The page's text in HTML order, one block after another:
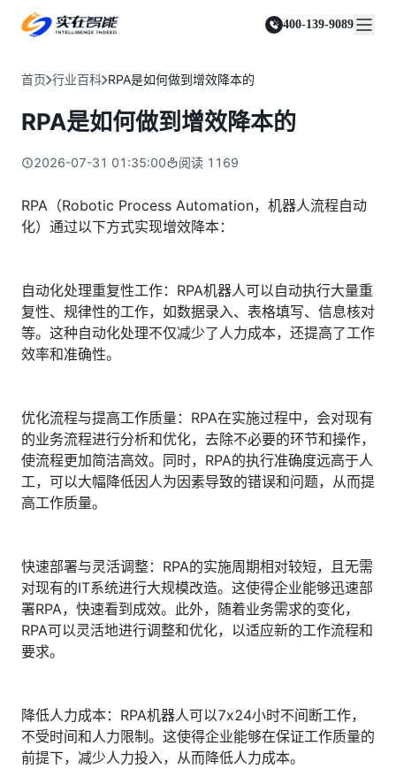
400-139-9089
人人都会用的智能体
智能文档审阅平台
实在 RPA 机器人
可靠的机器人终端
实在 RPA 控制器
全面支持国产信创生态
实在取数宝
通信运营商
零售电商
政府及公共服务
能源及制造业
医药行业
金融
运营商
政府
资质审核 | 合同审核 | 一项一卷 | 智慧人力
制造业
订单生成 | 库存管控 | 物流监控 | 风险监测
司法
人才数字化
人才培养 | 智能教具 | 智能实训 | 课程共创
财务
智能票据 | 自动报税 | 自动存单 | 智能审计
资源与支持
实在学院
智能体市场
客户支持
关于实在
媒体报道
视频动态
加入我们
首页 行业百科 RPA是如何做到增效降本的
RPA是如何做到增效降本的
2026-07-31 01:35:00 阅读 1169
RPA（Robotic Process Automation，机器人流程自动
化）通过以下方式实现增效降本：
自动化处理重复性工作：RPA机器人可以自动执行大量重
复性、规律性的工作，如数据录入、表格填写、信息核对
等。这种自动化处理不仅减少了人力成本，还提高了工作
效率和准确性。
优化流程与提高工作质量：RPA在实施过程中，会对现有
的业务流程进行分析和优化，去除不必要的环节和操作，
使流程更加简洁高效。同时，RPA的执行准确度远高于人
工，可以大幅降低因人为因素导致的错误和问题，从而提
高工作质量。
快速部署与灵活调整：RPA的实施周期相对较短，且无需
对现有的IT系统进行大规模改造。这使得企业能够迅速部
署RPA，快速看到成效。此外，随着业务需求的变化，
RPA可以灵活地进行调整和优化，以适应新的工作流程和
要求。
降低人力成本：RPA机器人可以7x24小时不间断工作，
不受时间和人力限制。这使得企业能够在保证工作质量的
前提下，减少人力投入，从而降低人力成本。